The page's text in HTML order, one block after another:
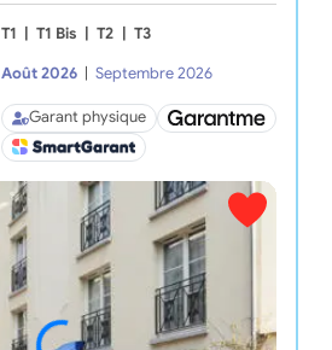
T1 T1 Bis T2 T3
Août 2026 Septembre 2026
Garant physique